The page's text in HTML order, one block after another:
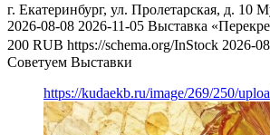
г. Екатеринбург, ул. Пролетарская, д. 10
2026-08-08 2026-11-05 Выставка
200 RUB https://schema.org/InStock 2026-
Советуем Выставки
https://kudaekb.ru/image/269/250/